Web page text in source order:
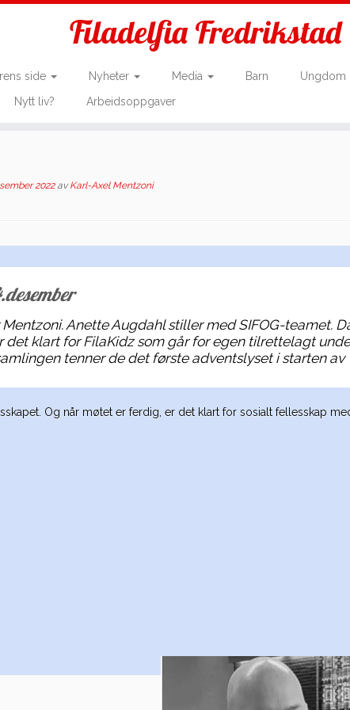
Filadelfia Fredrikstad
side Nyheter Media Barn Ungdom
Nytt liv? Arbeidsoppgaver
2022 avKarl-Axel Mentzoni
Anette Augdahl stiller med SIFOG-teamet.
det klart for FilaKidz som går for egen tilrettelagt
tenner de det første adventslyset i starten av
Og når møtet er ferdig, er det klart for sosialt fellesskap